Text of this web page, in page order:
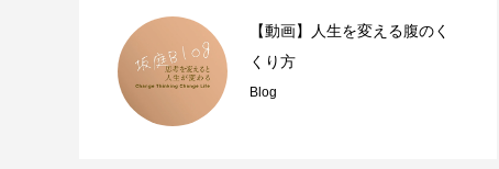
【動画】人生を変える腹のく
くり方
Blog